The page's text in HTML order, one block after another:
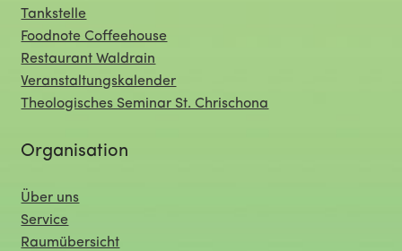
Tankstelle
Foodnote Coffeehouse
Restaurant Waldrain
Veranstaltungskalender
Theologisches Seminar St. Chrischona
Organisation
Über uns
Service
Raumübersicht